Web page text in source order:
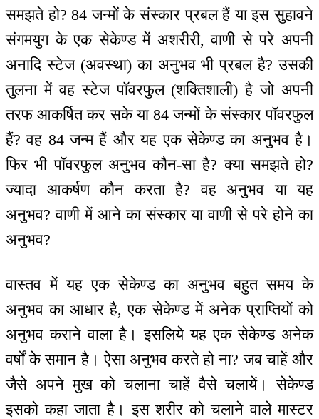
समझते हो? 84 जन्मों के संस्कार प्रबल हैं या इस सुहावने
संगमयुग के एक सेकेण्ड में अशरीरी, वाणी से परे अपनी
अनादि स्टेज (अवस्था) का अनुभव भी प्रबल है? उसकी
तुलना में वह स्टेज पॉवरफुल (शक्तिशाली) है जो अपनी
तरफ आकर्षित कर सके या 84 जन्मों के संस्कार पॉवरफुल
हैं? वह 84 जन्म हैं और यह एक सेकेण्ड का अनुभव है।
फिर भी पॉवरफुल अनुभव कौन-सा है? क्या समझते हो?
ज्यादा आकर्षण कौन करता है? वह अनुभव या यह
अनुभव? वाणी में आने का संस्कार या वाणी से परे होने का
अनुभव?
वास्तव में यह एक सेकेण्ड का अनुभव बहुत समय के
अनुभव का आधार है, एक सेकेण्ड में अनेक प्राप्तियों को
अनुभव कराने वाला है। इसलिये यह एक सेकेण्ड अनेक
वर्षों के समान है। ऐसा अनुभव करते हो ना? जब चाहें और
जैसे अपने मुख को चलाना चाहें वैसे चलायें। सेकेण्ड
इसको कहा जाता है। इस शरीर को चलाने वाले मास्टर